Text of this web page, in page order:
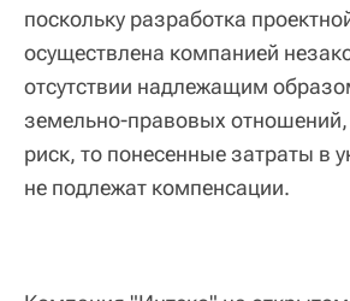
поскольку разработка
осуществлена компанией
отсутствии надлежащим
земельно-правовых отношений,
риск, то понесенные затраты в
не подлежат компенсации.